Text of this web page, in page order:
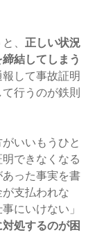
、 正しい状況
結してしまう
して事故証明
行うのが鉄則
いいもうひと
できなくなる
った事実を書
支払われな
にいけない」
処するのが困